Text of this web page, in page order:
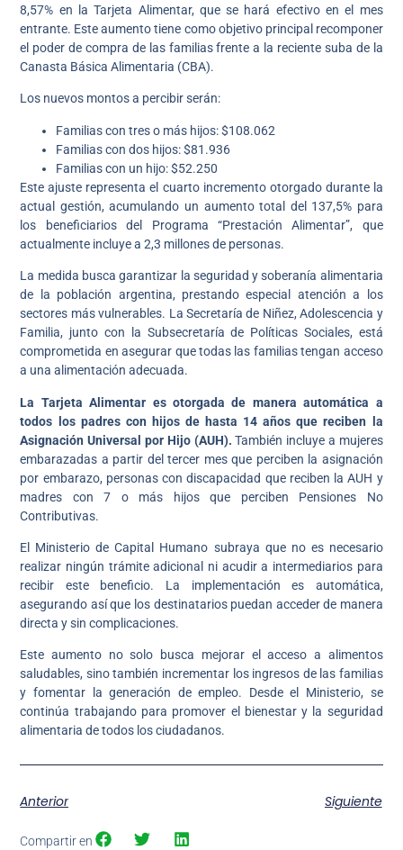
8,57% en la Tarjeta Alimentar, que se hará efectivo en el mes
entrante. Este aumento tiene como objetivo principal recomponer
el poder de compra de las familias frente a la reciente suba de la
Canasta Básica Alimentaria (CBA).
Los nuevos montos a percibir serán:
Familias con tres o más hijos: $108.062
Familias con dos hijos: $81.936
Familias con un hijo: $52.250
Este ajuste representa el cuarto incremento otorgado durante la
actual gestión, acumulando un aumento total del 137,5% para
los beneficiarios del Programa “Prestación Alimentar”, que
actualmente incluye a 2,3 millones de personas.
La medida busca garantizar la seguridad y soberanía alimentaria
de la población argentina, prestando especial atención a los
sectores más vulnerables. La Secretaría de Niñez, Adolescencia y
Familia, junto con la Subsecretaría de Políticas Sociales, está
comprometida en asegurar que todas las familias tengan acceso
a una alimentación adecuada.
La Tarjeta Alimentar es otorgada de manera automática a
todos los padres con hijos de hasta 14 años que reciben la
Asignación Universal por Hijo (AUH). También incluye a mujeres
embarazadas a partir del tercer mes que perciben la asignación
por embarazo, personas con discapacidad que reciben la AUH y
madres con 7 o más hijos que perciben Pensiones No
Contributivas.
El Ministerio de Capital Humano subraya que no es necesario
realizar ningún trámite adicional ni acudir a intermediarios para
recibir este beneficio. La implementación es automática,
asegurando así que los destinatarios puedan acceder de manera
directa y sin complicaciones.
Este aumento no solo busca mejorar el acceso a alimentos
saludables, sino también incrementar los ingresos de las familias
y fomentar la generación de empleo. Desde el Ministerio, se
continúa trabajando para promover el bienestar y la seguridad
alimentaria de todos los ciudadanos.
Anterior Siguiente
Compartir en